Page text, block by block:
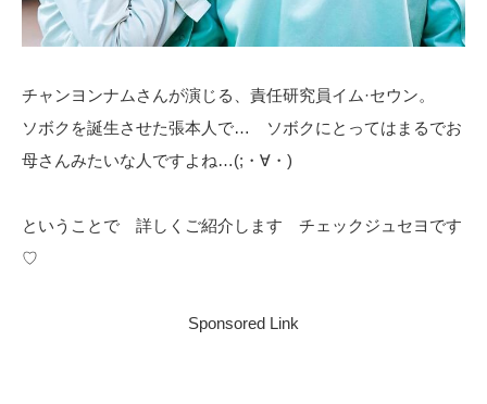
チャンヨンナムさんが演じる、責任研究員イム·セウン。
ソボクを誕生させた張本人で… ソボクにとってはまるでお
母さんみたいな人ですよね…(;・∀・)
ということで 詳しくご紹介します チェックジュセヨです
♡
Sponsored Link